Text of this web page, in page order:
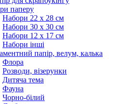
паперу
Набори 22 х 28 см
Набори 30 х 30 см
Набори 12 х 17 см
Набори інші
папір, велум, калька
Флора
Розводи, візерунки
Дитяча тема
Фауна
Чорно-білий